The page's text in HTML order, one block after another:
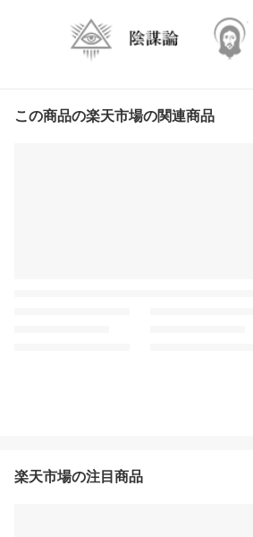
この商品の楽天市場の関連商品
楽天市場の注目商品